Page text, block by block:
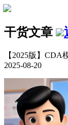
干货文章
【2025版】CDA
2025-08-20